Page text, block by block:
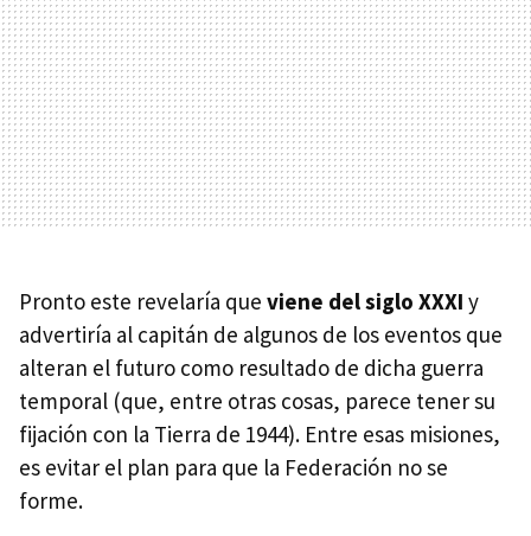
Pronto este revelaría que viene del siglo XXXI y
advertiría al capitán de algunos de los eventos que
alteran el futuro como resultado de dicha guerra
temporal (que, entre otras cosas, parece tener su
fijación con la Tierra de 1944). Entre esas misiones,
es evitar el plan para que la Federación no se
forme.